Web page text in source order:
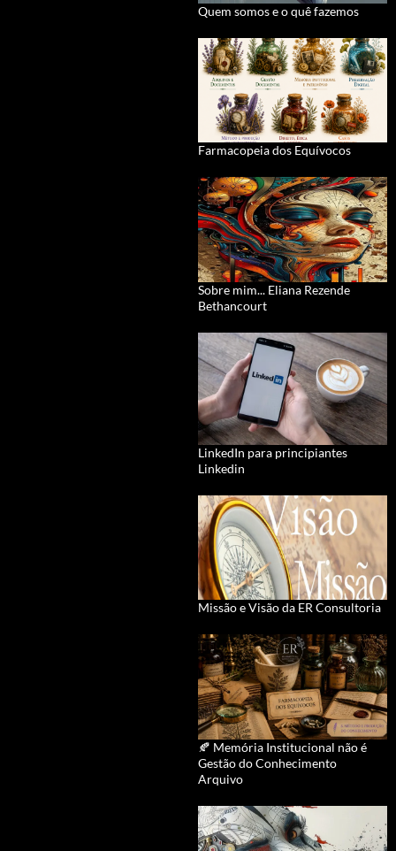
Quem somos e o quê fazemos
Farmacopeia dos Equívocos
Sobre mim... Eliana Rezende
Bethancourt
LinkedIn para principiantes
Linkedin
Missão e Visão da ER Consultoria
🍂 Memória Institucional não é
Gestão do Conhecimento
Arquivo